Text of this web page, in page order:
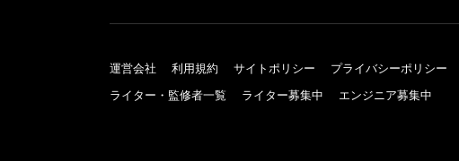
運営会社 利用規約 サイトポリシー プライバシーポリシー
ライター・監修者一覧
ライター募集中 エンジニア募集中